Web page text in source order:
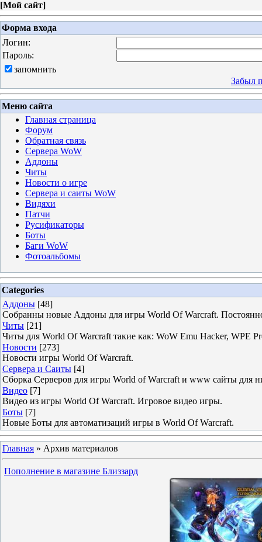
[Мой сайт]
Форма входа
Логин:
Пароль:
запомнить
Забыл
Меню сайта
Главная страница
Форум
Обратная связь
Сервера WoW
Аддоны
Читы
Новости о игре
Сервера и саиты WoW
Видяхи
Патчи
Русификаторы
Боты
Баги WoW
Фотоальбомы
Categories
Аддоны [48]
Собранны новые Аддоны для игры World Of Warcraft.
Читы [21]
Читы для World Of Warcraft такие как: WoW Emu Hacker, WPE
Новости [273]
Новости игры World Of Warcraft.
Сервера и Саиты [4]
Сборка Серверов для игры World of Warcraft и www сайты для
Видео [7]
Видео из игры World Of Warcraft. Игровое видео игры.
Боты [7]
Новые Боты для автоматизаций игры в World Of Warcraft.
Главная » Архив материалов
Пополнение в магазине Близзард